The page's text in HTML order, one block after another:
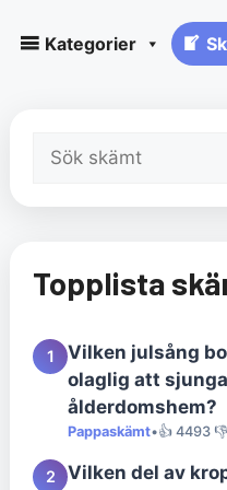
Kategorier
Sök
Topplista
1
Vilken julsång
olaglig att
ålderdomshem?
Pappaskämt•👍 4493
2
Vilken del av